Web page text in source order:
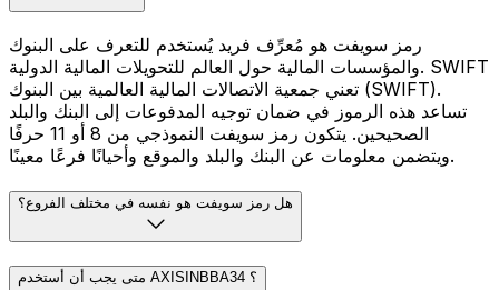
رمز سويفت هو مُعرِّف فريد يُستخدم للتعرف على البنوك
والمؤسسات المالية حول العالم للتحويلات المالية الدولية. SWIFT
تعني جمعية الاتصالات المالية العالمية بين البنوك (SWIFT).
تساعد هذه الرموز في ضمان توجيه المدفوعات إلى البنك والبلد
الصحيحين. يتكون رمز سويفت النموذجي من 8 أو 11 حرفًا
ويتضمن معلومات عن البنك والبلد والموقع وأحيانًا فرعًا معينًا.
هل رمز سويفت هو نفسه في مختلف الفروع؟
متى يجب أن أستخدم AXISINBBA34 ؟